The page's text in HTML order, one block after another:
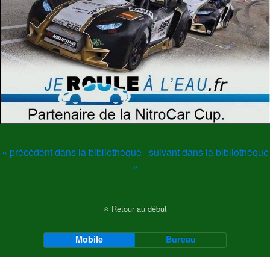
« précédent dans la bibliothèque suivant dans la bibliothèque
»
Retour au début
Mobile Bureau